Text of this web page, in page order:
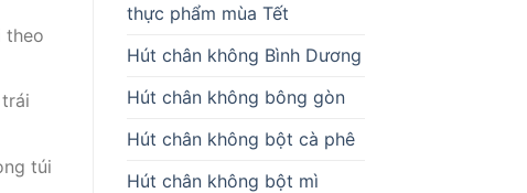
theo
túi
thực phẩm mùa Tết
Hút chân không Bình Dương
Hút chân không bông gòn
Hút chân không bột cà phê
Hút chân không bột mì